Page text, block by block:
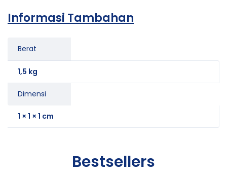
Informasi Tambahan
Berat
1,5 kg
Dimensi
1 × 1 × 1 cm
Bestsellers